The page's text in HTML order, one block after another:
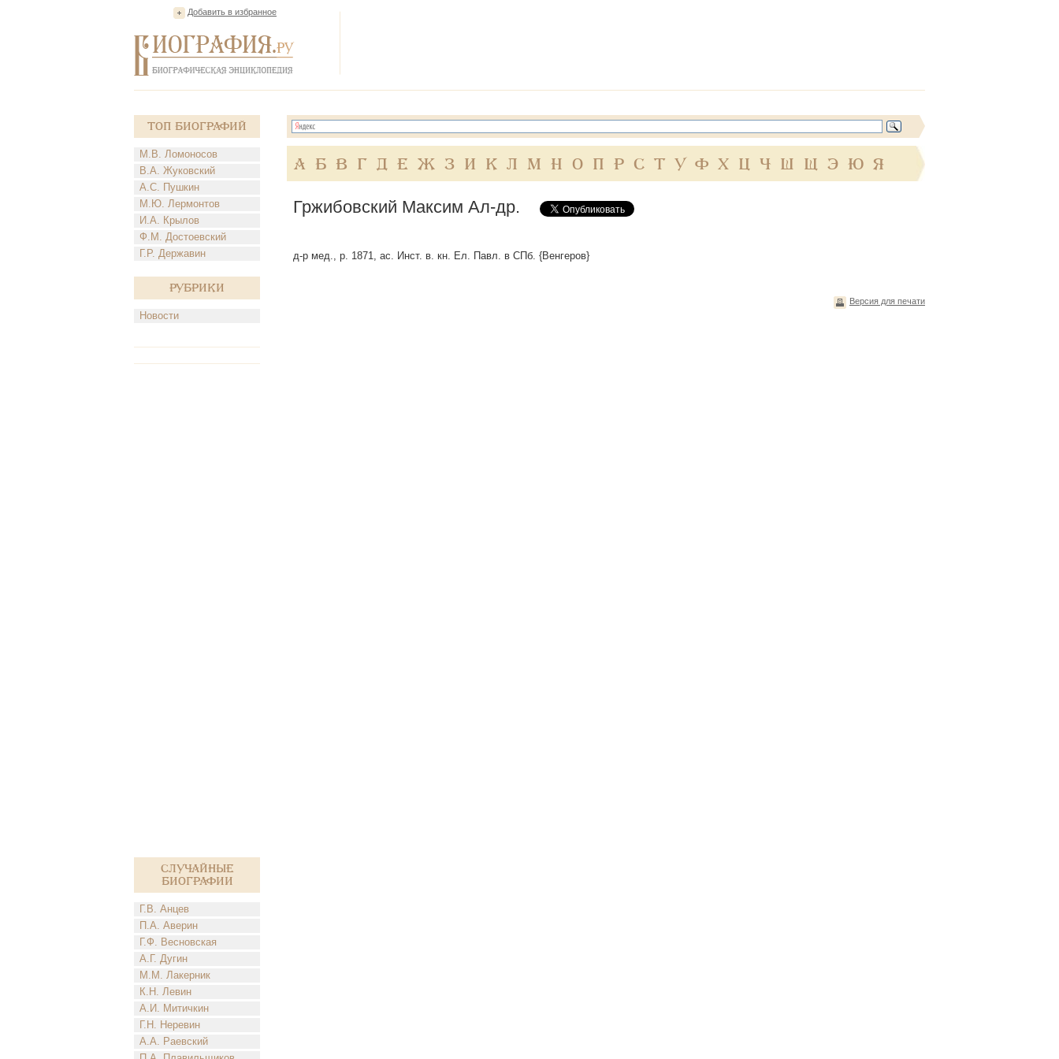
Добавить в избранное
Топ Биографий
М.В. Ломоносов
В.А. Жуковский
А.С. Пушкин
М.Ю. Лермонтов
И.А. Крылов
Ф.М. Достоевский
Г.Р. Державин
Рубрики
Новости
Случайные
биографии
Г.В. Анцев
П.А. Аверин
Г.Ф. Весновская
А.Г. Дугин
М.М. Лакерник
К.Н. Левин
А.И. Митичкин
Г.Н. Неревин
А.А. Раевский
А Б В Г Д Е Ж З И К Л М Н О П Р С Т У Ф Х Ц Ч Ш Щ Э Ю Я
Гржибовский Максим Ал-др.
д-р мед., р. 1871, ас. Инст. в. кн. Ел. Павл. в СПб. {Венгеров}
Версия для печати